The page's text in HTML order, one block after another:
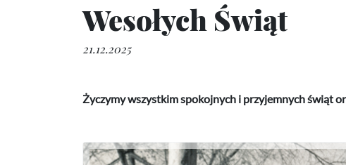
Wesołych Świąt
21.12.2025
Życzymy wszystkim spokojnych i przyjemnych świąt